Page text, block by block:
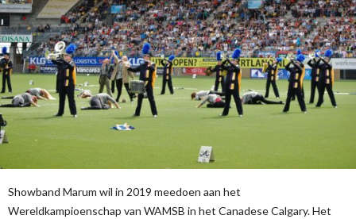
Showband Marum wil in 2019 meedoen aan het
Wereldkampioenschap van WAMSB in het Canadese Calgary. Het